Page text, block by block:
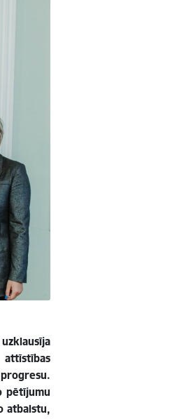
pētījumu
atbalstu,